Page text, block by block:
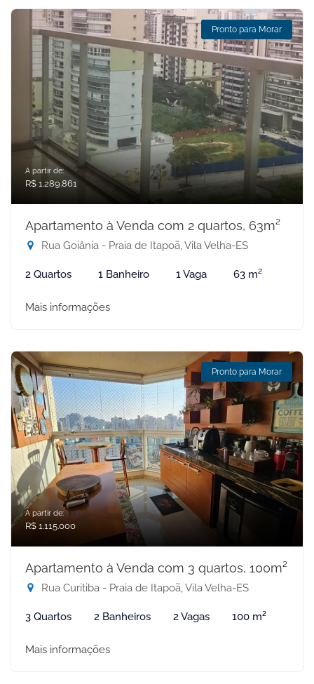
Pronto para Morar
A partir de:
R$ 1.289.861
Apartamento à Venda com 2 quartos, 63m²
Rua Goiânia - Praia de Itapoã, Vila Velha-ES
2 Quartos 1 Banheiro 1 Vaga 63 m²
Mais informações
Pronto para Morar
A partir de:
R$ 1.115.000
Apartamento à Venda com 3 quartos, 100m²
Rua Curitiba - Praia de Itapoã, Vila Velha-ES
3 Quartos 2 Banheiros 2 Vagas 100 m²
Mais informações